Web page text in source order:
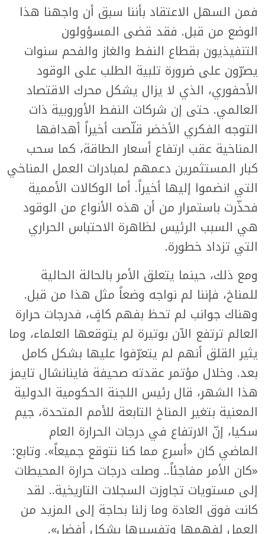
فمن السهل الاعتقاد بأننا سبق أن واجهنا هذا
الوضع من قبل. فقد قضى المسؤولون
التنفيذيون بقطاع النفط والغاز والفحم سنوات
يصرّون على ضرورة تلبية الطلب على الوقود
الأحفوري، الذي لا يزال يشكل محرك الاقتصاد
العالمي. حتى إن شركات النفط الأوروبية ذات
التوجه الفكري الأخضر قلّصت أخيراً أهدافها
المناخية عقب ارتفاع أسعار الطاقة، كما سحب
كبار المستثمرين دعمهم لمبادرات العمل المناخي
التي انضموا إليها أخيراً. أما الوكالات الأممية
فحذّرت باستمرار من أن هذه الأنواع من الوقود
هي السبب الرئيس لظاهرة الاحتباس الحراري
التي تزداد خطورة.
ومع ذلك، حينما يتعلق الأمر بالحالة الحالية
للمناخ، فإننا لم نواجه وضعاً مثل هذا من قبل.
وهناك جوانب لم تحظ بفهم كافٍ، فدرجات حرارة
العالم ترتفع الآن بوتيرة لم يتوقعها العلماء، وما
يثير القلق أنهم لم يتعرّفوا عليها بشكل كامل
بعد. وخلال مؤتمر عقدته صحيفة فاينانشال تايمز
هذا الشهر، قال رئيس اللجنة الحكومية الدولية
المعنية بتغير المناخ التابعة للأمم المتحدة، جيم
سكيا، إنّ الارتفاع في درجات الحرارة العام
الماضي كان «أسرع مما كنا نتوقع جميعاً». وتابع:
«كان الأمر مفاجئاً.. وصلت درجات حرارة المحيطات
إلى مستويات تجاوزت السجلات التاريخية.. لقد
كانت فوق العادة وما زلنا بحاجة إلى المزيد من
العمل لفهمها وتفسيرها بشكل أفضل».